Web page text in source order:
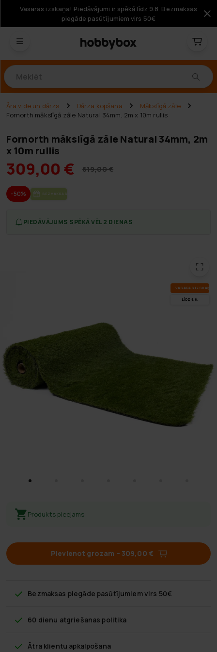
Vasaras izskaņa! Piedāvājumi ir spēkā līdz 9.8. Bezmaksas
piegāde pasūtījumiem virs 50€
Āra vide un dārzs Dārza kopšana
Mākslīgā zāle
Fornorth mākslīgā zāle Natural 34mm, 2m x 10m rullis
Fornorth mākslīgā zāle Natural 34mm, 2m
x 10m rullis
309,00 € 619,00 €
-50% BEZ­MAK­SAS PIE­GĀ­DE
PIEDĀVĀJUMS SPĒKĀ VĒL 2 DIENAS
VA­SA­RAS IZ­SKA­ŅA
LĪDZ 9.8.
Produkts pieejams
Pievienot grozam – 309,00 €
Bezmaksas piegāde pasūtījumiem virs 50€
60 dienu atgriešanas politika
Ātra klientu apkalpošana